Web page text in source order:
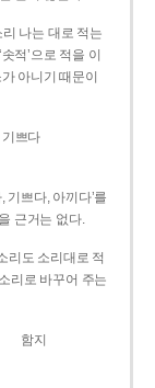
나는 대로 적는
적’으로 적을 이
아니기 때문이
기쁘다
기쁘다, 아끼다’를
근거는 없다.
리도 소리대로 적
리로 바꾸어 주는
함지